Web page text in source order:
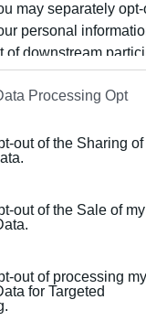
may separately
personal
of downstream
also be disclosed
of Downstream
it to other third parties.
this website/app
and may gather and
may click to grant or
party tags to use
Processing Opt
out of the Sharing
out of the Sale of my
out of processing my
for Targeted